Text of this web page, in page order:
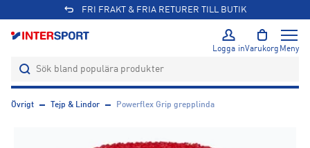
FRI FRAKT & FRIA RETURER TILL BUTIK
Logga inVarukorg Meny
Övrigt Tejp & Lindor Powerflex Grip grepplinda